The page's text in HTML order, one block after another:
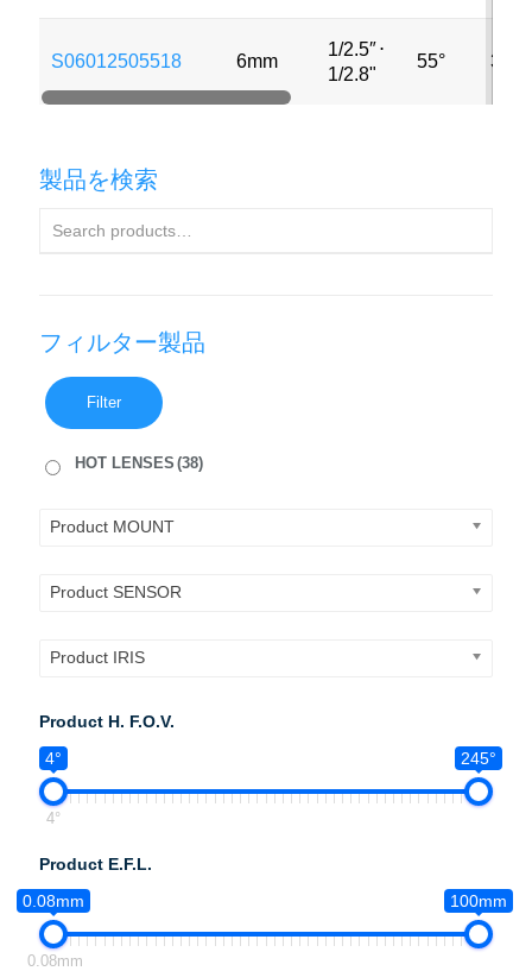
S06012505518 6mm
1/2.5″⋅
1/2.8"
55° 3MP
製品を検索
フィルター製品
Filter
HOT LENSES (38)
Product MOUNT
Product SENSOR
Product IRIS
Product H. F.O.V.
4°
245°
4°
Product E.F.L.
0.08mm
100mm
0.08mm